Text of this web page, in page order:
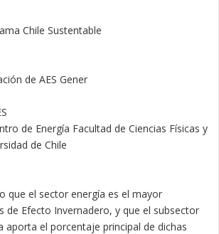
Chile Sustentable
de AES Gener
de Energía Facultad de Ciencias Físicas y
de Chile
que el sector energía es el mayor
de Efecto Invernadero, y que el subsector
aporta el porcentaje principal de dichas